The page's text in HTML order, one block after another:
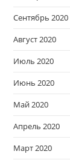
Сентябрь 2020
Август 2020
Июль 2020
Июнь 2020
Май 2020
Апрель 2020
Март 2020